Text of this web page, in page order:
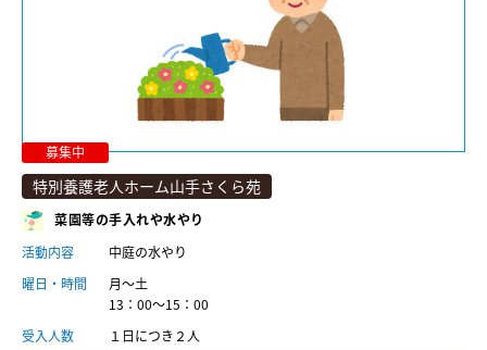
募集中
特別養護老人ホーム山手さくら苑
菜園等の手入れや水やり
活動内容
中庭の水やり
曜日・時間
月～土
13：00～15：00
受入人数
１日につき２人